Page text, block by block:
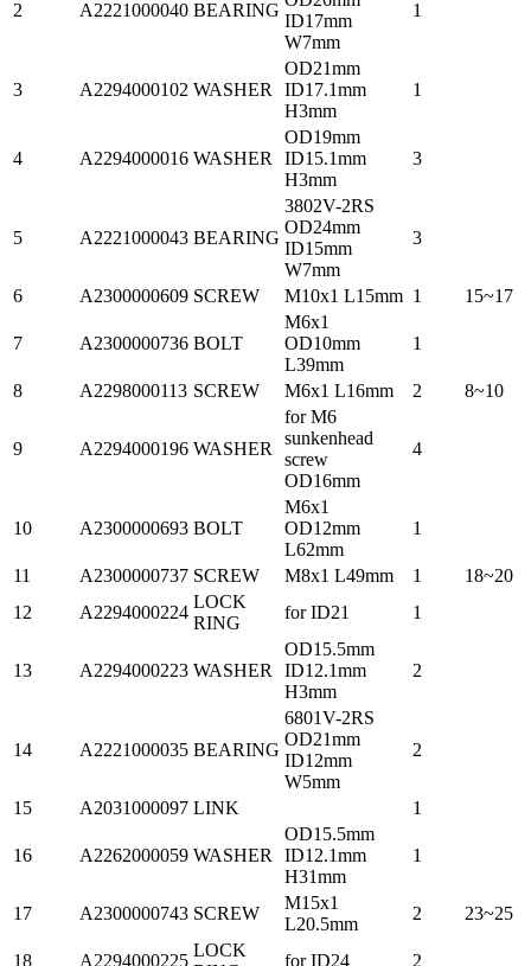
2 A2221000040 BEARING
ID17mm
W7mm
1
3 A2294000102 WASHER
OD21mm
ID17.1mm
H3mm
1
4 A2294000016 WASHER
OD19mm
ID15.1mm
H3mm
3
5 A2221000043 BEARING
3802V-2RS
OD24mm
ID15mm
W7mm
3
6 A2300000609 SCREW M10x1 L15mm 1 15~17
7 A2300000736 BOLT
M6x1
OD10mm
L39mm
1
8 A2298000113 SCREW M6x1 L16mm 2 8~10
9 A2294000196 WASHER
for M6
sunkenhead
screw
OD16mm
4
10 A2300000693 BOLT
M6x1
OD12mm
L62mm
1
11 A2300000737 SCREW M8x1 L49mm 1
18~20
12
A2294000224
LOCK
RING
for ID21 1
13 A2294000223 WASHER
OD15.5mm
ID12.1mm
H3mm
2
14 A2221000035 BEARING
6801V-2RS
OD21mm
ID12mm
W5mm
2
15 A2031000097 LINK 1
16 A2262000059 WASHER
OD15.5mm
ID12.1mm
H31mm
1
17 A2300000743 SCREW
M15x1
L20.5mm
2 23~25
18 A2294000225
LOCK
for ID24
2